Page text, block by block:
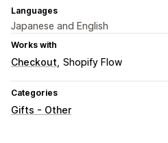
Languages
Japanese and English
Works with
Checkout Shopify Flow
Categories
Gifts - Other